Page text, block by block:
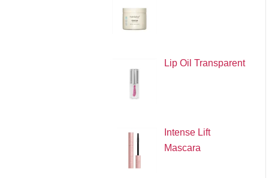
Lip Oil Transparent
Intense Lift
Mascara